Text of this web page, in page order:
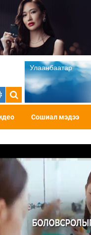
Улаанбаатар
Сошиал мэдээ